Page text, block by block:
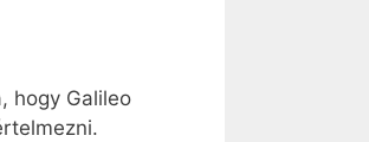
hogy Galileo